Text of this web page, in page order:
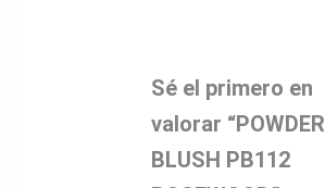
Sé el primero en
valorar “POWDER
BLUSH PB112